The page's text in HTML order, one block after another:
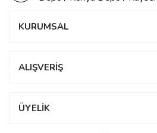
KURUMSAL
ALIŞVERİŞ
ÜYELİK